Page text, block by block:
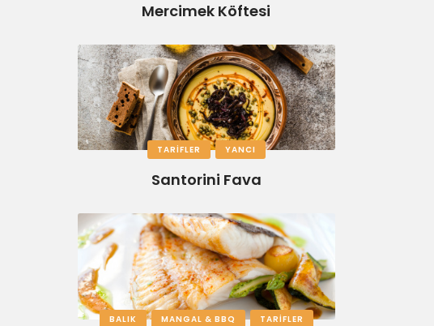
Mercimek Köftesi
TARIFLER YANCI
Santorini Fava
BALIK MANGAL & BBQ TARIFLER